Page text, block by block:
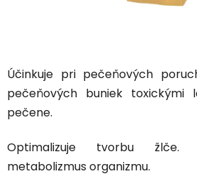
Účinkuje pri pečeňových
pečeňových buniek toxickými
pečene.
Optimalizuje tvorbu žlče.
metabolizmus organizmu.